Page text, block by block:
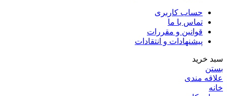
حساب کاربری
تماس با ما
قوانین و مقررات
پیشنهادات و انتقادات
سبد خرید
بستن
علاقه مندی
خانه